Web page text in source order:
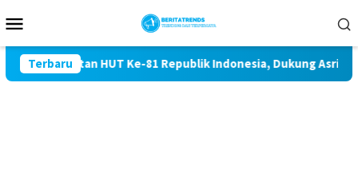
ke
Mobile
TerbaruHUT Ke-81 Republik Indonesia, Dukung Asri dan